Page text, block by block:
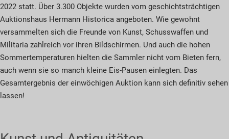
2022 statt. Über 3.300 Objekte wurden vom geschichtsträchtigen
Auktionshaus Hermann Historica angeboten. Wie gewohnt
versammelten sich die Freunde von Kunst, Schusswaffen und
Militaria zahlreich vor ihren Bildschirmen. Und auch die hohen
Sommertemperaturen hielten die Sammler nicht vom Bieten fern,
auch wenn sie so manch kleine Eis-Pausen einlegten. Das
Gesamtergebnis der einwöchigen Auktion kann sich definitiv sehen
lassen!